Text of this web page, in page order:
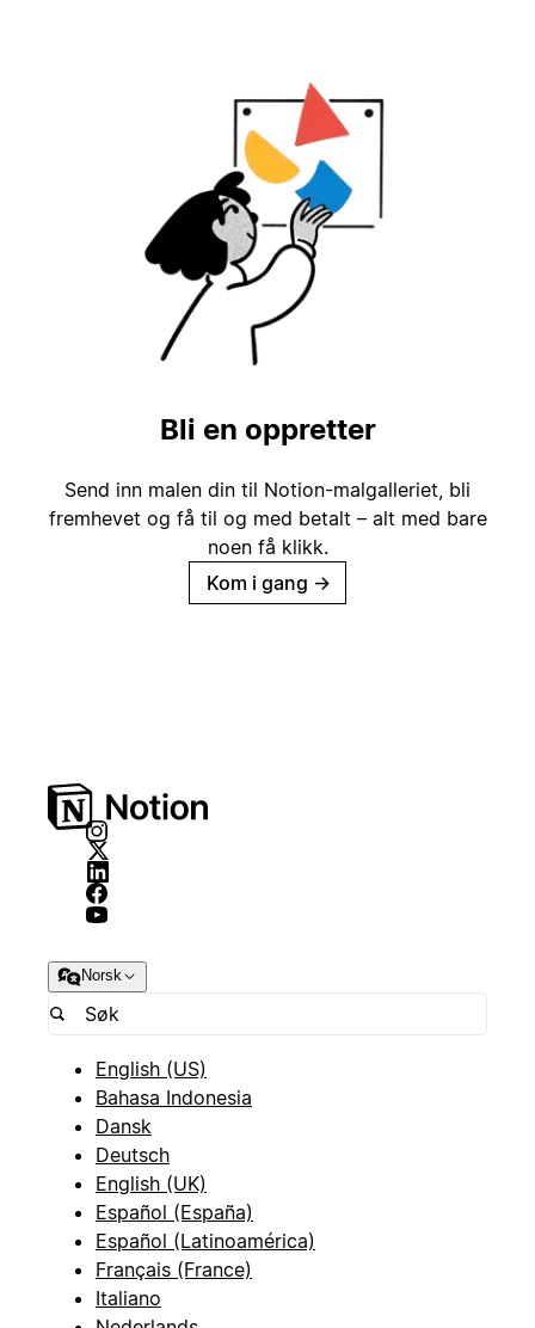
Bli en oppretter
Send inn malen din til Notion-malgalleriet, bli
fremhevet og få til og med betalt – alt med bare
noen få klikk.
Kom i gang →
Norsk
English (US)
Bahasa Indonesia
Dansk
Deutsch
English (UK)
Español (España)
Español (Latinoamérica)
Français (France)
Italiano